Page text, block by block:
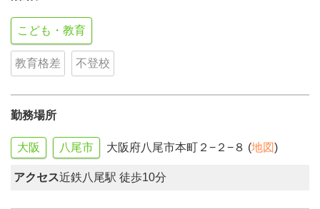
こども・教育
教育格差 不登校
勤務場所
大阪 八尾市 大阪府八尾市本町２−２−８ (地図)
アクセス近鉄八尾駅 徒歩10分